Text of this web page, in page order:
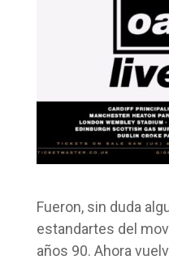
Fueron, sin duda
estandartes del
años 90. Ahora